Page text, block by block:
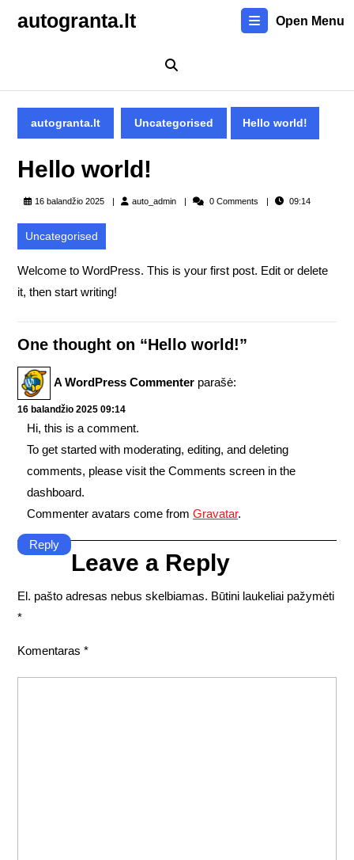
autogranta.lt Open Menu
autogranta.lt Uncategorised Hello world!
Hello world!
16 balandžio 2025 auto_adminauto_admin0 Comments 09:14
Uncategorised
Welcome to WordPress. This is your first post. Edit or delete
it, then start writing!
One thought on “Hello world!”
A WordPress Commenter parašė:
16 balandžio 2025 09:14
Hi, this is a comment.
To get started with moderating, editing, and deleting
comments, please visit the Comments screen in the
dashboard.
Commenter avatars come fromGravatar.
Reply
Leave a Reply
El. pašto adresas nebus skelbiamas. Būtini laukeliai pažymėti
*
Komentaras *